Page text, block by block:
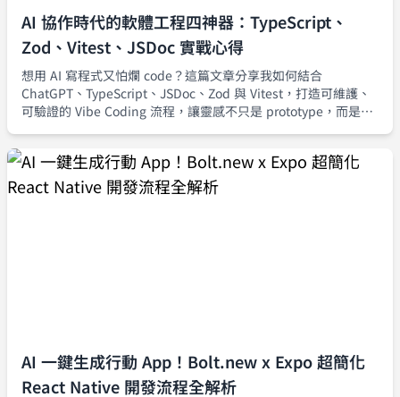
AI 協作時代的軟體工程四神器：TypeScript、
Zod、Vitest、JSDoc 實戰心得
想用 AI 寫程式又怕爛 code？這篇文章分享我如何結合
ChatGPT、TypeScript、JSDoc、Zod 與 Vitest，打造可維護、
可驗證的 Vibe Coding 流程，讓靈感不只是 prototype，而是真
AI 一鍵生成行動 App！Bolt.new x Expo 超簡化
React Native 開發流程全解析